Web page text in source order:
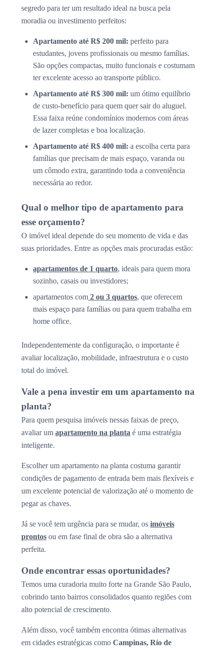
segredo para ter um resultado ideal na busca pela
moradia ou investimento perfeitos:
Apartamento até R$ 200 mil: perfeito para
estudantes, jovens profissionais ou mesmo famílias.
São opções compactas, muito funcionais e costumam
ter excelente acesso ao transporte público.
Apartamento até R$ 300 mil: um ótimo equilíbrio
de custo-benefício para quem quer sair do aluguel.
Essa faixa reúne condomínios modernos com áreas
de lazer completas e boa localização.
Apartamento até R$ 400 mil: a escolha certa para
famílias que precisam de mais espaço, varanda ou
um cômodo extra, garantindo toda a conveniência
necessária ao redor.
Qual o melhor tipo de apartamento para
esse orçamento?
O imóvel ideal depende do seu momento de vida e das
suas prioridades. Entre as opções mais procuradas estão:
apartamentos de 1 quarto, ideais para quem mora
sozinho, casais ou investidores;
apartamentos com 2 ou 3 quartos, que oferecem
mais espaço para famílias ou para quem trabalha em
home office.
Independentemente da configuração, o importante é
avaliar localização, mobilidade, infraestrutura e o custo
total do imóvel.
Vale a pena investir em um apartamento na
planta?
Para quem pesquisa imóveis nessas faixas de preço,
avaliar um apartamento na planta é uma estratégia
inteligente.
Escolher um apartamento na planta costuma garantir
condições de pagamento de entrada bem mais flexíveis e
um excelente potencial de valorização até o momento de
pegar as chaves.
Já se você tem urgência para se mudar, os imóveis
prontos ou em fase final de obra são a alternativa
perfeita.
Onde encontrar essas oportunidades?
Temos uma curadoria muito forte na Grande São Paulo,
cobrindo tanto bairros consolidados quanto regiões com
alto potencial de crescimento.
Além disso, você também encontra ótimas alternativas
em cidades estratégicas como Campinas, Rio de